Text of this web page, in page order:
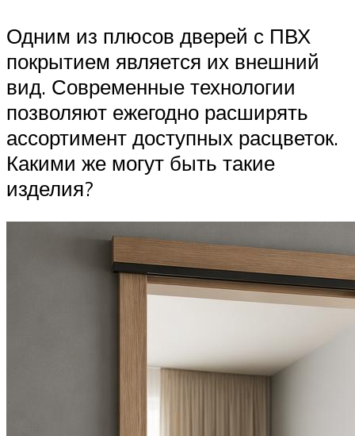
Одним из плюсов дверей с ПВХ
покрытием является их внешний
вид. Современные технологии
позволяют ежегодно расширять
ассортимент доступных расцветок.
Какими же могут быть такие
изделия?